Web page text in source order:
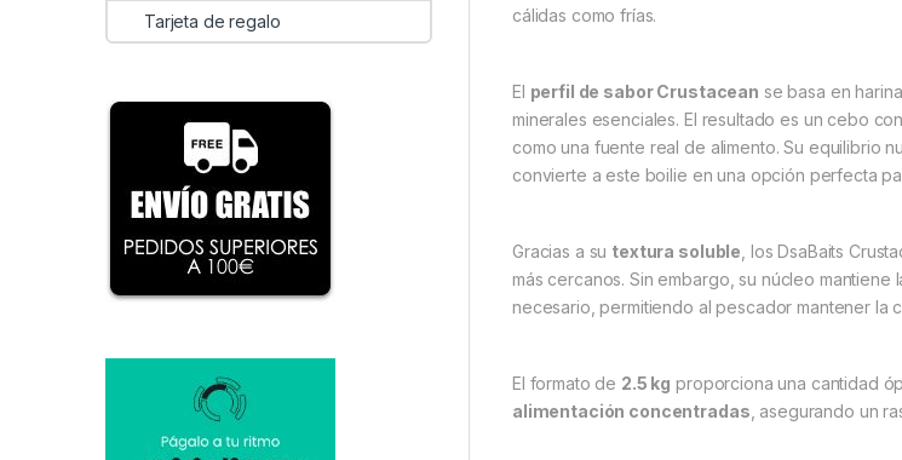
cálidas como frías.
El perfil de sabor Crustacean se basa en
minerales esenciales. El resultado es un cebo
como una fuente real de alimento. Su equilibrio
convierte a este boilie en una opción perfecta
Gracias a su textura soluble , los DsaBaits
más cercanos. Sin embargo, su núcleo
necesario, permitiendo al pescador mantener la
El formato de 2.5 kg proporciona una cantidad
alimentación concentradas , asegurando un
Tarjeta de regalo